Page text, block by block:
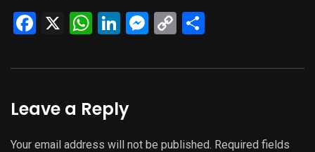
Facebook
X WhatsApp
LinkedIn
Messenger
Copy
Link
Leave a Reply
Your email address will not be published. Required fields